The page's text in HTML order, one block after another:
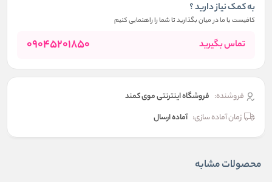
به کمک نیاز دارید ؟
کافیست با ما در میان بگذارید تا شما را راهنمایی کنیم
تماس بگیرید 09045201850
فروشنده: فروشگاه اینترنتی موی کمند
زمان آماده سازی: آماده ارسال
محصولات مشابه